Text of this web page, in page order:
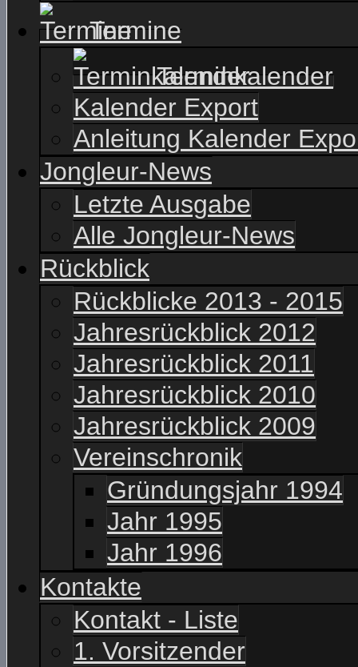
Termine
Terminkalender
Kalender Export
Anleitung Kalender
Jongleur-News
Letzte Ausgabe
Alle Jongleur-News
Rückblick
Rückblicke 2013 - 2015
Jahresrückblick 2012
Jahresrückblick 2011
Jahresrückblick 2010
Jahresrückblick 2009
Vereinschronik
Gründungsjahr 1994
Jahr 1995
Jahr 1996
Kontakte
Kontakt - Liste
1. Vorsitzender